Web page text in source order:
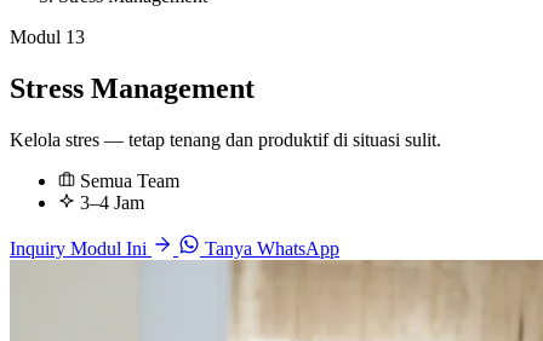
Modul 13
Stress Management
Kelola stres — tetap tenang dan produktif di situasi sulit.
Semua Team
3–4 Jam
Inquiry Modul Ini Tanya WhatsApp